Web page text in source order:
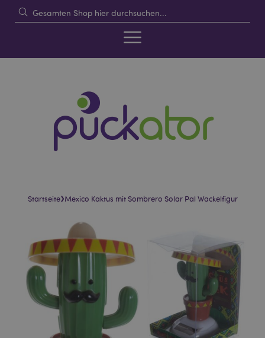
Startseite›Mexico Kaktus mit Sombrero Solar Pal Wackelfigur
end
images
gallery
beginning
images
gallery